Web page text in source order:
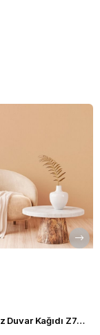
Savana Düz Duvar Kağıdı Z77515